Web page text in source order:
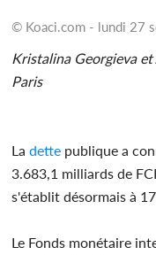
© Koaci.com - lundi 27
Kristalina Georgieva
Paris
Ladette publique a
3.683,1 milliards de
s'établit désormais à
Le Fonds monétaire